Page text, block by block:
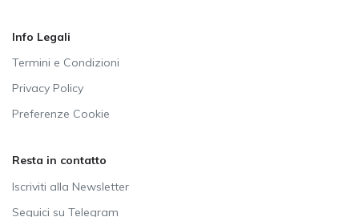
Info Legali
Termini e Condizioni
Privacy Policy
Preferenze Cookie
Resta in contatto
Iscriviti alla Newsletter
Seguici su Telegram